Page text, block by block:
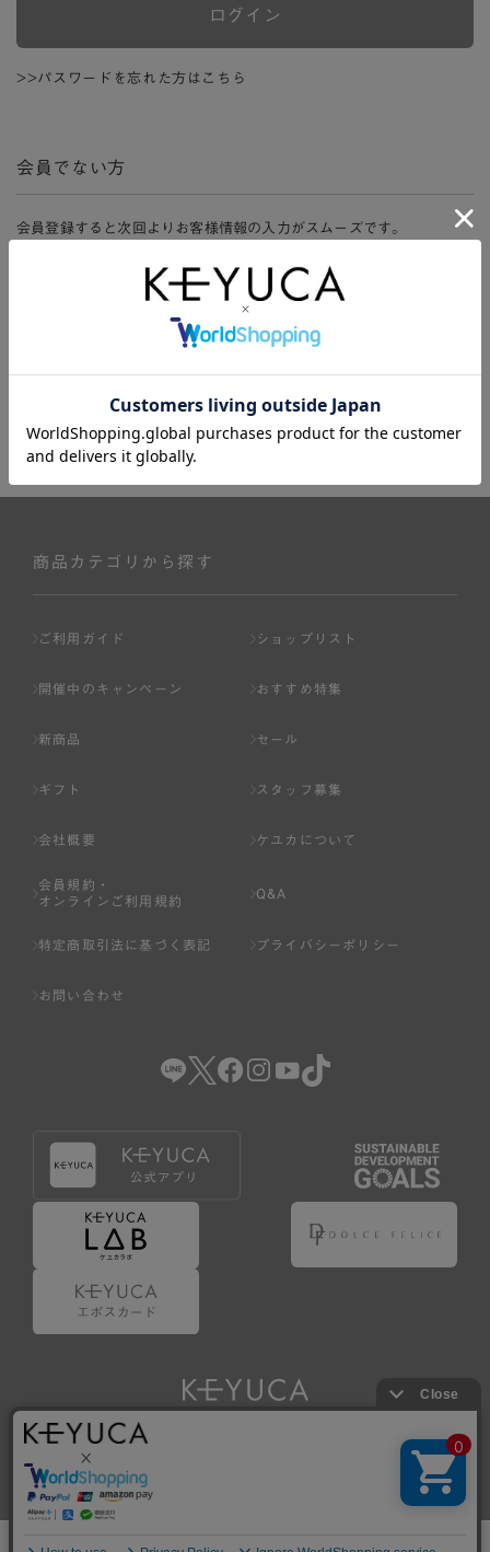
ログイン
>>パスワードを忘れた方はこちら
会員でない方
会員登録すると次回よりお客様情報の入力がスムーズです。
ージ、購入履歴をご利用いただけます。
商品カテゴリから探す
ご利用ガイド ショップリスト
開催中のキャンペーン おすすめ特集
新商品 セール
ギフト スタッフ募集
会社概要 ケユカについて
会員規約・
オンラインご利用規約
Q&A
特定商取引法に基づく表記 プライバシーポリシー
お問い合わせ
Copyright © KAWAJUN Co., Ltd. All Rights Reserved.